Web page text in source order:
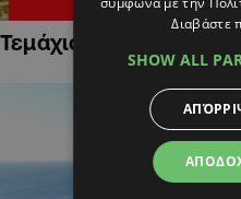
Τεμάχια Γης σε
Διαβάστε
SHOW ALL